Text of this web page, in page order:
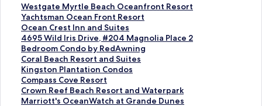
Westgate Myrtle Beach Oceanfront Resort
E
n
l
a
c
e
p
a
r
a
Yachtsman Ocean Front Resort
E
n
l
a
c
e
p
a
r
Ocean Crest Inn and Suites
E
n
l
a
c
e
p
a
4695 Wild Iris Drive, #204 Magnolia Place 2
Bedroom Condo by RedAwning
E
n
l
a
c
e
p
Coral Beach Resort and Suites
E
n
l
a
c
Kingston Plantation Condos
E
n
l
a
Compass Cove Resort
E
n
l
Crown Reef Beach Resort and Waterpark
E
n
Marriott's OceanWatch at Grande Dunes
E